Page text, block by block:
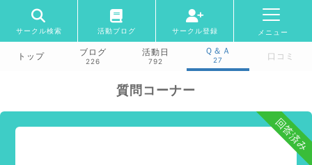
サークル検索 活動ブログ サークル登録 メニュー
トップ ブログ
226
活動日
792
Ｑ＆Ａ
27 口コミ
質問コーナー
回答済み